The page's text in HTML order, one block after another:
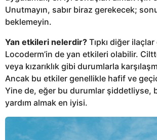
Unutmayın, sabır biraz gerekecek;
beklemeyin.
Yan etkileri nelerdir? Tıpkı diğer
Locoderm’in de yan etkileri olabilir.
veya kızarıklık gibi durumlarla
Ancak bu etkiler genellikle hafif ve
Yine de, eğer bu durumlar şiddetliyse,
yardım almak en iyisi.